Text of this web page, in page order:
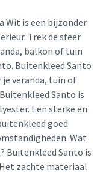
Wit is een bijzonder
Trek de sfeer
balkon of tuin
Buitenkleed Santo
je veranda, tuin of
Santo is
Een sterke en
goed
Wat
Buitenkleed Santo is
zachte materiaal